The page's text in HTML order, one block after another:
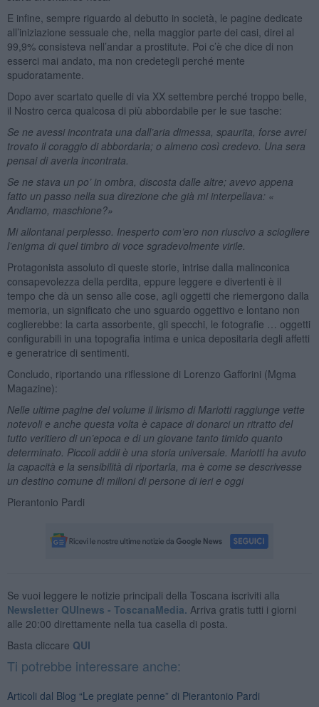
E infine, sempre riguardo al debutto in società, le pagine dedicate
all’iniziazione sessuale che, nella maggior parte dei casi, direi al
99,9% consisteva nell’andar a prostitute. Poi c’è che dice di non
esserci mai andato, ma non credetegli perché mente
spudoratamente.
Dopo aver scartato quelle di via XX settembre perché troppo belle,
il Nostro cerca qualcosa di più abbordabile per le sue tasche:
Se ne avessi incontrata una dall’aria dimessa, spaurita, forse avrei
trovato il coraggio di abbordarla; o almeno così credevo. Una sera
pensai di averla incontrata.
Se ne stava un po’ in ombra, discosta dalle altre; avevo appena
fatto un passo nella sua direzione che già mi interpellava: «
Andiamo, maschione?»
Mi allontanai perplesso. Inesperto com’ero non riuscivo a sciogliere
l’enigma di quel timbro di voce sgradevolmente virile.
Protagonista assoluto di queste storie, intrise dalla malinconica
consapevolezza della perdita, eppure leggere e divertenti è il
tempo che dà un senso alle cose, agli oggetti che riemergono dalla
memoria, un significato che uno sguardo oggettivo e lontano non
coglierebbe: la carta assorbente, gli specchi, le fotografie … oggetti
configurabili in una topografia intima e unica depositaria degli affetti
e generatrice di sentimenti.
Concludo, riportando una riflessione di Lorenzo Gafforini (Mgma
Magazine):
Nelle ultime pagine del volume il lirismo di Mariotti raggiunge vette
notevoli e anche questa volta è capace di donarci un ritratto del
tutto veritiero di un’epoca e di un giovane tanto timido quanto
determinato. Piccoli addii è una storia universale. Mariotti ha avuto
la capacità e la sensibilità di riportarla, ma è come se descrivesse
un destino comune di milioni di persone di ieri e oggi
Pierantonio Pardi
Se vuoi leggere le notizie principali della Toscana iscriviti alla
Newsletter QUInews - ToscanaMedia. Arriva gratis tutti i giorni
alle 20:00 direttamente nella tua casella di posta.
Basta cliccare QUI
Ti potrebbe interessare anche:
Articoli dal Blog “Le pregiate penne” di Pierantonio Pardi